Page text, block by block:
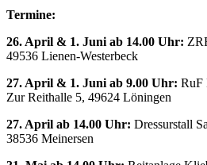
Termine:
26. April & 1. Juni ab 14.00 Uhr:
49536 Lienen-Westerbeck
27. April & 1. Juni ab 9.00 Uhr: RuF
Zur Reithalle 5, 49624 Löningen
27. April ab 14.00 Uhr: Dressurstall
38536 Meinersen